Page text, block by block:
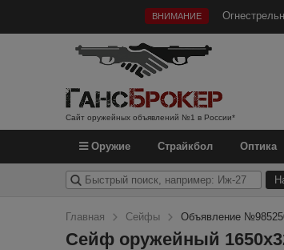
ВНИМАНИЕ
Сайт оружейных объявлений №1 в России*
Оружие Страйкбол Оптика
Главная Сейфы Объявление
Сейф оружейный